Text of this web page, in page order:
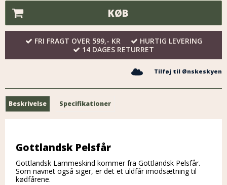
KØB
FRI FRAGT OVER 599,- KR
HURTIG LEVERING
14 DAGES RETURRET
Tilføj til Ønskeskyen
Beskrivelse Specifikationer
Gottlandsk Pelsfår
Gottlandsk Lammeskind kommer fra Gottlandsk Pelsfår.
Som navnet også siger, er det et uldfår imodsætning til
kødfårene.